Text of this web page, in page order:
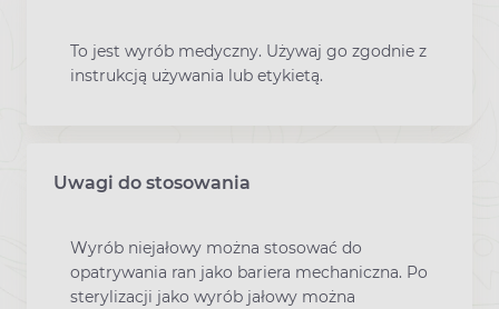
To jest wyrób medyczny. Używaj go zgodnie z
instrukcją używania lub etykietą.
Uwagi do stosowania
Wyrób niejałowy można stosować do
opatrywania ran jako bariera mechaniczna. Po
sterylizacji jako wyrób jałowy można